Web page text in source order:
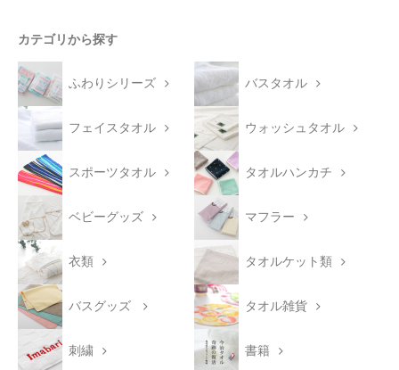
カテゴリから探す
ふわりシリーズ バスタオル
フェイスタオル ウォッシュタオル
スポーツタオル タオルハンカチ
ベビーグッズ マフラー
衣類 タオルケット類
バスグッズ タオル雑貨
刺繍 書籍